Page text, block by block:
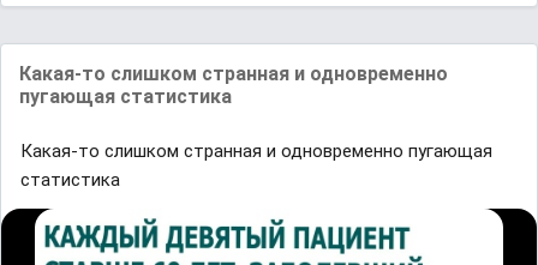
Какая-то слишком странная и одновременно
пугающая статистика
Какая-то слишком странная и одновременно пугающая
статистика